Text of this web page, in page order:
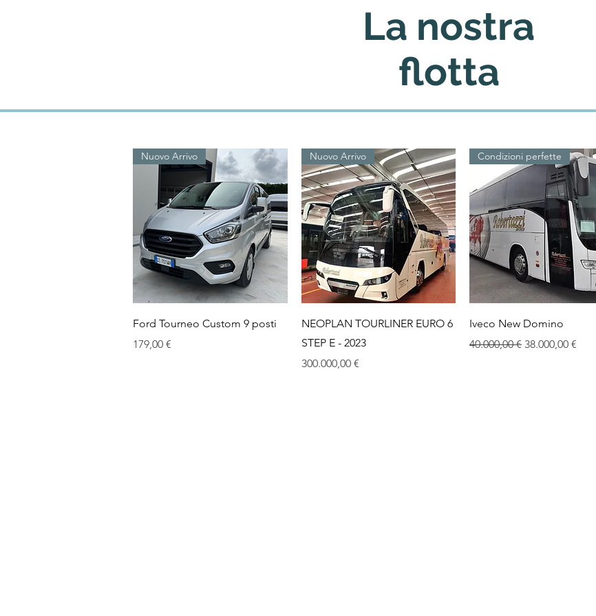
La nostra
flotta
Vista rapida
Nuovo Arrivo
Ford Tourneo Custom 9 posti
Prezzo
179,00 €
Vista rapida
Nuovo Arrivo
NEOPLAN TOURLINER EURO 6
STEP E - 2023
Prezzo
300.000,00 €
Vista rapida
Condizioni perfette
Iveco New Domino
Prezzo regolare
40.000,00 € Prezzo scontato
38.000,00 €